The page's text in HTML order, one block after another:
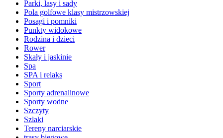
Parki, lasy i sady
Pola golfowe klasy mistrzowskiej
Posągi i pomniki
Punkty widokowe
Rodzina i dzieci
Rower
Skały i jaskinie
Spa
SPA i relaks
Sport
Sporty adrenalinowe
Sporty wodne
Szczyty
Szlaki
Tereny narciarskie